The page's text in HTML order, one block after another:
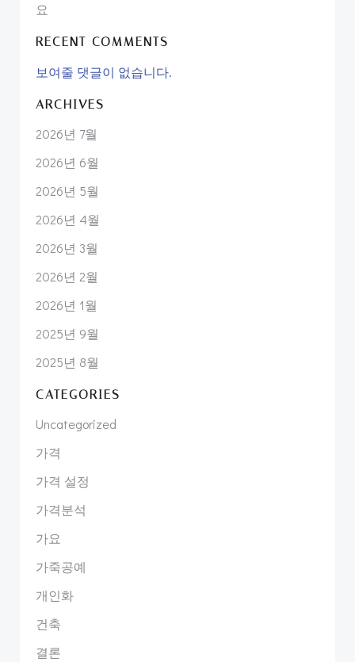
요
RECENT COMMENTS
보여줄 댓글이 없습니다.
ARCHIVES
2026년 7월
2026년 6월
2026년 5월
2026년 4월
2026년 3월
2026년 2월
2026년 1월
2025년 9월
2025년 8월
CATEGORIES
Uncategorized
가격
가격 설정
가격분석
가요
가죽공예
개인화
건축
결론